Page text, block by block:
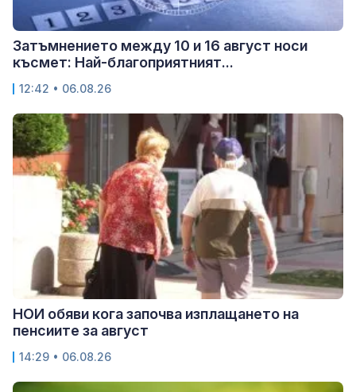
Затъмнението между 10 и 16 август носи
късмет: Най-благоприятният...
12:42 • 06.08.26
НОИ обяви кога започва изплащането на
пенсиите за август
14:29 • 06.08.26